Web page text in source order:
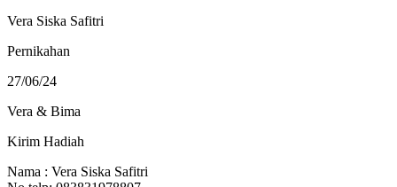
Vera Siska Safitri
Pernikahan
27/06/24
Vera & Bima
Kirim Hadiah
Nama : Vera Siska Safitri